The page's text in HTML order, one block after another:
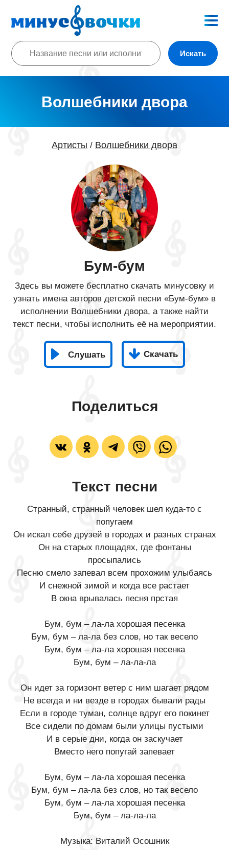
Искать
Волшебники двора
Артисты / Волшебники двора
Бум-бум
Здесь вы можете бесплатно скачать минусовку и
узнать имена авторов детской песни «Бум-бум» в
исполнении Волшебники двора, а также найти
текст песни, чтобы исполнить её на мероприятии.
Слушать Скачать
Поделиться
Текст песни
Странный, странный человек шел куда-то с
попугаем
Он искал себе друзей в городах и разных странах
Он на старых площадях, где фонтаны
просыпались
Песню смело запевал всем прохожим улыбаясь
И снежной зимой и когда все растает
В окна врывалась песня прстая
Бум, бум – ла-ла хорошая песенка
Бум, бум – ла-ла без слов, но так весело
Бум, бум – ла-ла хорошая песенка
Бум, бум – ла-ла-ла
Он идет за горизонт ветер с ним шагает рядом
Не всегда и ни везде в городах бывали рады
Если в городе туман, солнце вдруг его покинет
Все сидели по домам были улицы пустыми
И в серые дни, когда он заскучает
Вместо него попугай запевает
Бум, бум – ла-ла хорошая песенка
Бум, бум – ла-ла без слов, но так весело
Бум, бум – ла-ла хорошая песенка
Бум, бум – ла-ла-ла
Музыка: Виталий Осошник